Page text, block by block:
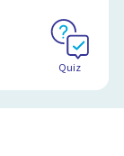
Quiz